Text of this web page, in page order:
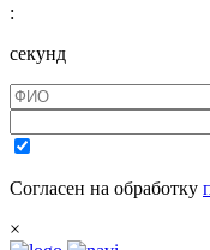
:
секунд
Согласен на обработку
×